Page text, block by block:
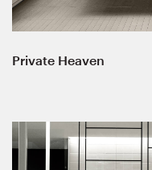
Private Heaven